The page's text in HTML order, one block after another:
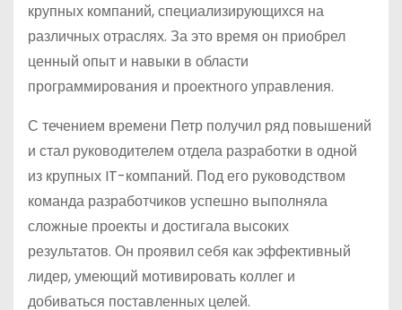
крупных компаний, специализирующихся на
различных отраслях. За это время он приобрел
ценный опыт и навыки в области
программирования и проектного управления.
С течением времени Петр получил ряд повышений
и стал руководителем отдела разработки в одной
из крупных IT-компаний. Под его руководством
команда разработчиков успешно выполняла
сложные проекты и достигала высоких
результатов. Он проявил себя как эффективный
лидер, умеющий мотивировать коллег и
добиваться поставленных целей.